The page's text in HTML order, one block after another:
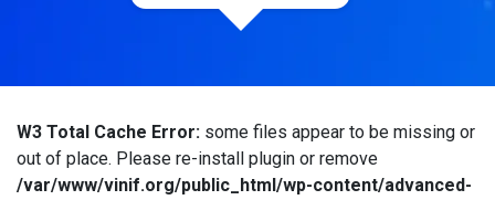
W3 Total Cache Error: some files appear to be missing or
out of place. Please re-install plugin or remove
/var/www/vinif.org/public_html/wp-content/advanced-